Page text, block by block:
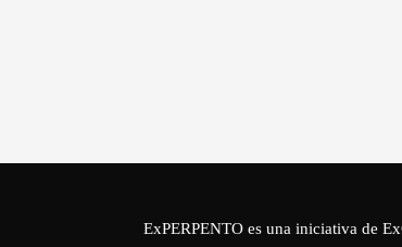
ExPERPENTO es una iniciativa de